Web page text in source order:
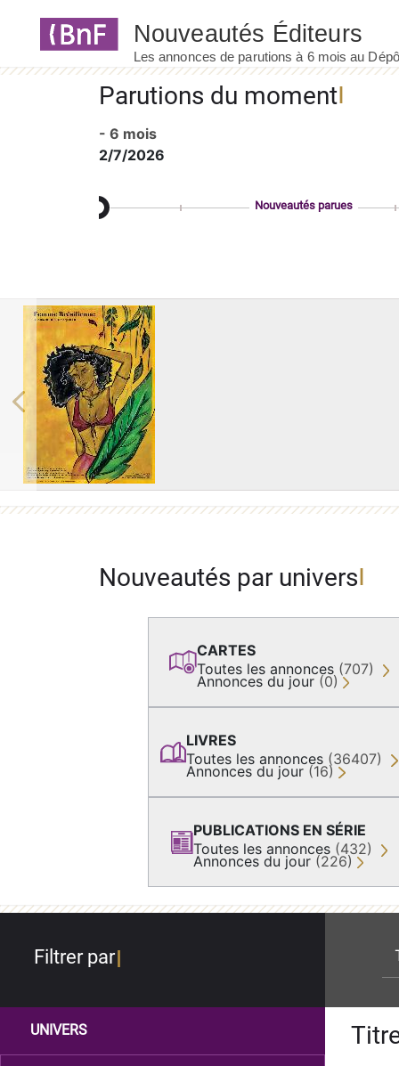
Parutions du moment
- 6 mois
2/7/2026
Nouveautés parues
Previous
Nouveautés par univers
CARTES
Toutes les annonces (707)
Annonces du jour (0)
LIVRES
Toutes les annonces (36407)
Annonces du jour (16)
PUBLICATIONS EN SÉRIE
Toutes les annonces (432)
Annonces du jour (226)
Filtrer par
UNIVERS